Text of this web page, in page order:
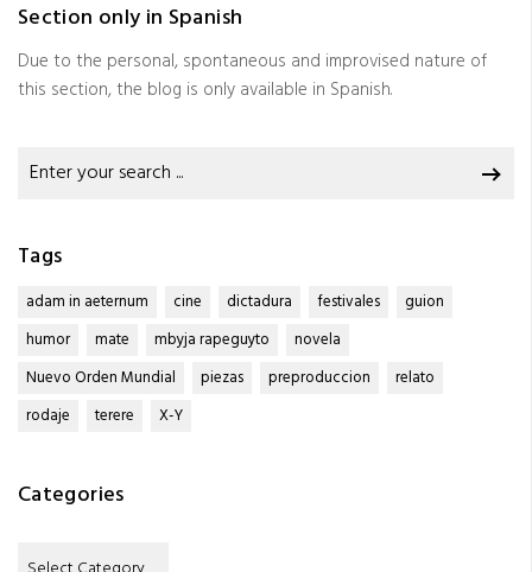
Section only in Spanish
Due to the personal, spontaneous and improvised nature of
this section, the blog is only available in Spanish.
Search
for:
Tags
adam in aeternum cine dictadura festivales
guion
humor
mate mbyja rapeguyto
novela
Nuevo Orden Mundial
piezas preproduccion
relato
rodaje
terere X-Y
Categories
Categories